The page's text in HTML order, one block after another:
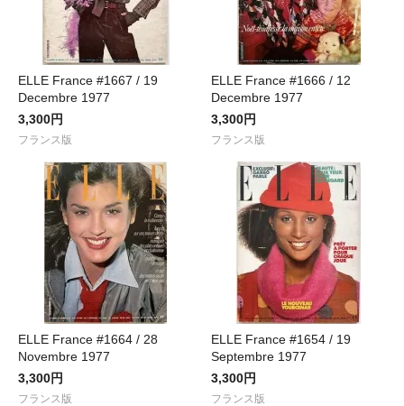
ELLE France #1667 / 19
Decembre 1977
3,300円
フランス版
ELLE France #1666 / 12
Decembre 1977
3,300円
フランス版
ELLE France #1664 / 28
Novembre 1977
3,300円
フランス版
ELLE France #1654 / 19
Septembre 1977
3,300円
フランス版